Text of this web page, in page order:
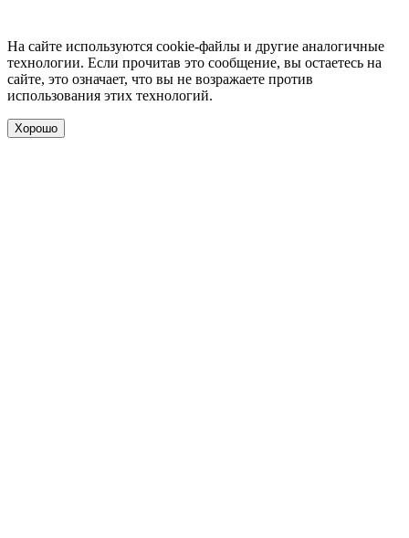
На сайте используются cookie-файлы и другие аналогичные
технологии. Если прочитав это сообщение, вы остаетесь на
сайте, это означает, что вы не возражаете против
использования этих технологий.
Хорошо